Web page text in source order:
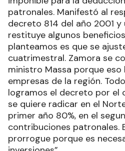
patronales. Manifestó al
decreto 814 del año 2001 y
restituye algunos
planteamos es que se
cuatrimestral. Zamora se
ministro Massa porque eso
empresas de la región.
logramos el decreto por el
se quiere radicar en el
primer año 80%, en el
contribuciones patronales.
prorrogue porque es